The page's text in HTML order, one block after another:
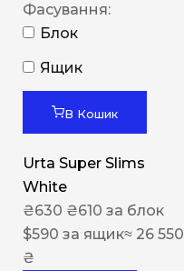
Фасування:
Блок
Ящик
В Кошик
Urta Super Slims
White
₴630 ₴610 за блок
$590 за ящик≈ 26 550
₴